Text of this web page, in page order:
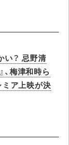
い？ 忌野清
梅津和時ら
ア上映が決